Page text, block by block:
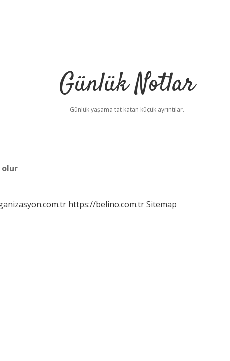
Günlük Notlar
Günlük yaşama tat katan küçük ayrıntılar.
olur
https://belino.com.trSitemap